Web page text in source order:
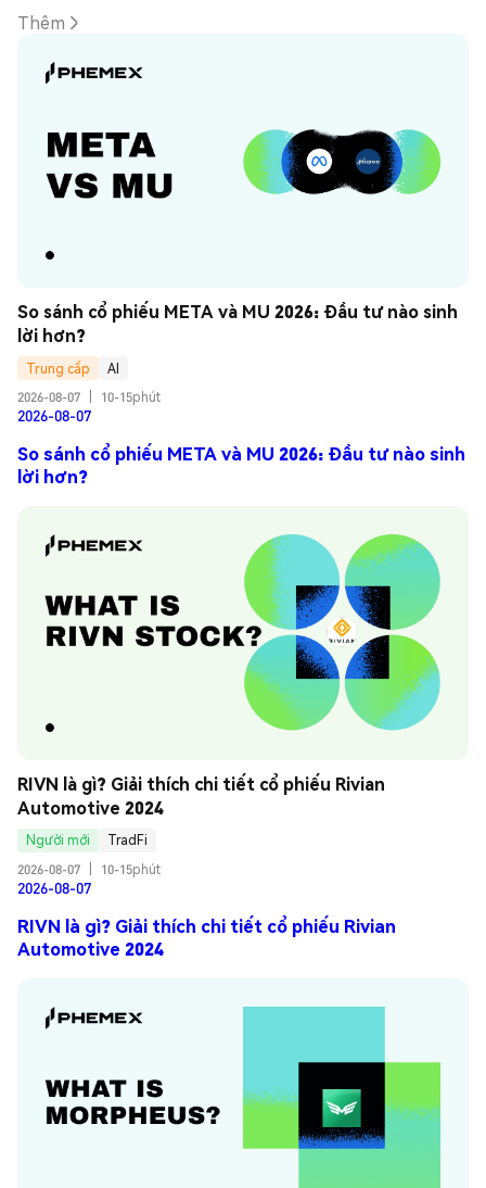
Thêm
So sánh cổ phiếu META và MU 2026: Đầu tư nào sinh
lời hơn?
Trung cấp
AI
2026-08-07
10-15phút
2026-08-07
So sánh cổ phiếu META và MU 2026: Đầu tư nào sinh
lời hơn?
RIVN là gì? Giải thích chi tiết cổ phiếu Rivian
Automotive 2024
Người mới
TradFi
2026-08-07
10-15phút
2026-08-07
RIVN là gì? Giải thích chi tiết cổ phiếu Rivian
Automotive 2024